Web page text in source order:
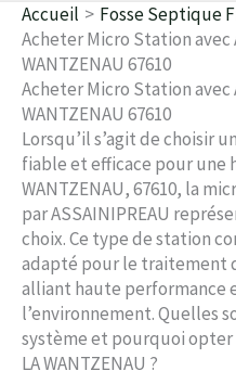
Accueil
Fosse Septique
Acheter Micro Station avec
WANTZENAU 67610
Acheter Micro Station avec
WANTZENAU 67610
Lorsqu’il s’agit de choisir
fiable et efficace pour une
WANTZENAU, 67610, la
par ASSAINIPREAU
choix. Ce type de station
adapté pour le traitement
alliant haute performance
l’environnement. Quelles
système et pourquoi
LA WANTZENAU ?